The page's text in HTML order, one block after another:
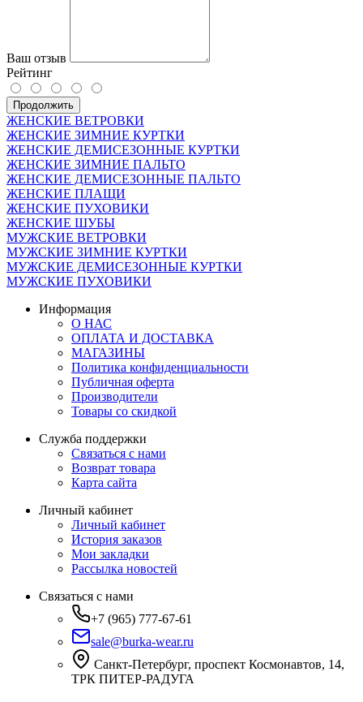
Ваш отзыв
Рейтинг
Продолжить
ЖЕНСКИЕ ВЕТРОВКИ
ЖЕНСКИЕ ЗИМНИЕ КУРТКИ
ЖЕНСКИЕ ДЕМИСЕЗОННЫЕ КУРТКИ
ЖЕНСКИЕ ЗИМНИЕ ПАЛЬТО
ЖЕНСКИЕ ДЕМИСЕЗОННЫЕ ПАЛЬТО
ЖЕНСКИЕ ПЛАЩИ
ЖЕНСКИЕ ПУХОВИКИ
ЖЕНСКИЕ ШУБЫ
МУЖСКИЕ ВЕТРОВКИ
МУЖСКИЕ ЗИМНИЕ КУРТКИ
МУЖСКИЕ ДЕМИСЕЗОННЫЕ КУРТКИ
МУЖСКИЕ ПУХОВИКИ
Информация
О НАС
ОПЛАТА И ДОСТАВКА
МАГАЗИНЫ
Политика конфиденциальности
Публичная оферта
Производители
Товары со скидкой
Служба поддержки
Связаться с нами
Возврат товара
Карта сайта
Личный кабинет
Личный кабинет
История заказов
Мои закладки
Рассылка новостей
Связаться с нами
+7 (965) 777-67-61
sale@burka-wear.ru
Санкт-Петербург, проспект Космонавтов, 14,
ТРК ПИТЕР-РАДУГА